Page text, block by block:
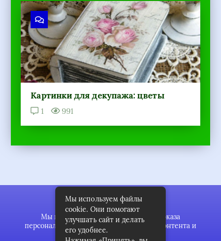
Картинки для декупажа: цветы
1 991
Мы используем файлы cookie для показа
персонализированной рекламы и/или контента и
анализа нашего трафика.
Мы используем файлы
cookie. Они помогают
улучшать сайт и делать
его удобнее.